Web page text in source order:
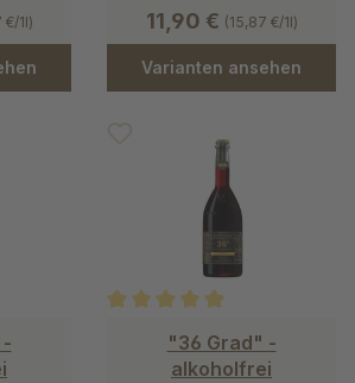
€/1l)
Mostbirne
11,90 € (15,87 €/1l)
Varianten ansehen
von 5 von 5 Sternen
Durchschnittliche Bewertung
"36 Grad" -
alkoholfrei